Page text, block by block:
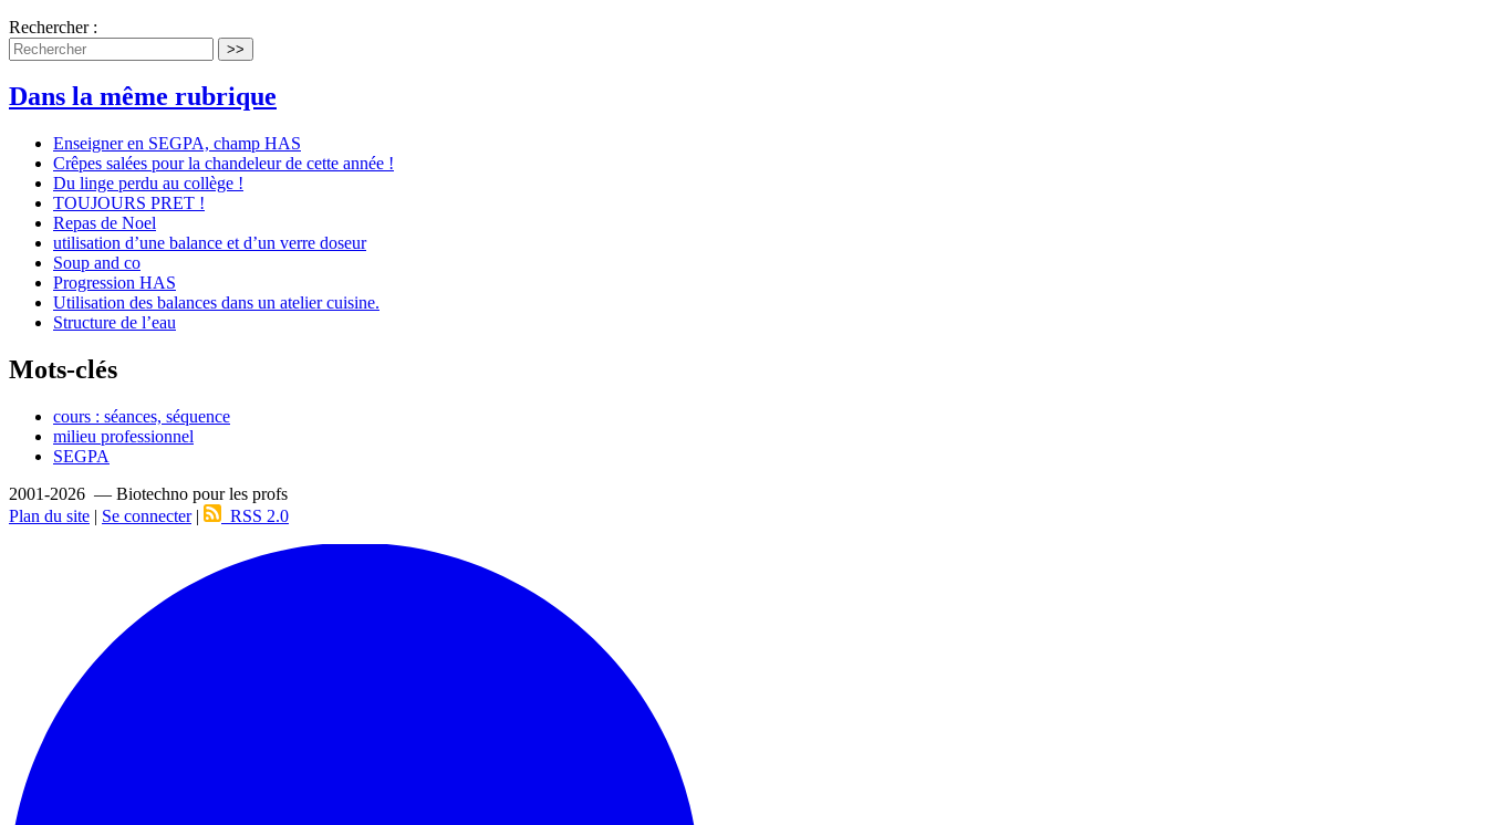
Rechercher :
>>
Dans la même rubrique
Enseigner en SEGPA, champ HAS
Crêpes salées pour la chandeleur de cette année !
Du linge perdu au collège !
TOUJOURS PRET !
Repas de Noel
utilisation d’une balance et d’un verre doseur
Soup and co
Progression HAS
Utilisation des balances dans un atelier cuisine.
Structure de l’eau
Mots-clés
cours : séances, séquence
milieu professionnel
SEGPA
2001-2026 — Biotechno pour les profs
Plan du site | Se connecter| RSS 2.0